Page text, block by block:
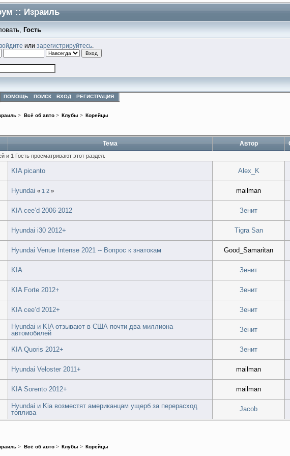
:: Израиль
Гость
илизарегистрируйтесь
ПОМОЩЬ ПОИСК ВХОД РЕГИСТРАЦИЯ
> Всё об авто> Клубы > Корейцы
Тема
Автор
и 1 Гость просматривают этот раздел.
KIA picanto Alex_K
Hyundai « 1 2 » mailman
KIA cee’d 2006-2012 Зенит
Hyundai i30 2012+ Tigra San
Hyundai Venue Intense 2021 -- Вопрос к знатокам Good_Samaritan
KIA Зенит
KIA Forte 2012+ Зенит
KIA cee’d 2012+ Зенит
Hyundai и KIA отзывают в США почти два миллиона
автомобилей
Зенит
KIA Quoris 2012+ Зенит
Hyundai Veloster 2011+ mailman
KIA Sorento 2012+ mailman
Hyundai и Kia возместят американцам ущерб за перерасход
топлива
Jacob
> Всё об авто> Клубы > Корейцы